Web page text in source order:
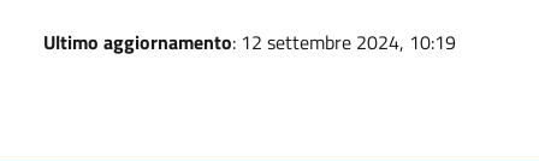
Ultimo aggiornamento: 12 settembre 2024, 10:19